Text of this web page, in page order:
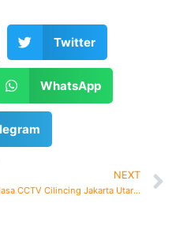
Twitter
WhatsApp
NEXT
Jasa CCTV Cilincing Jakarta Utara: Teknisi Profesional